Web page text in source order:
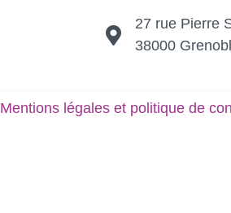
27 rue Pierre
38000
Mentions légales et politique de